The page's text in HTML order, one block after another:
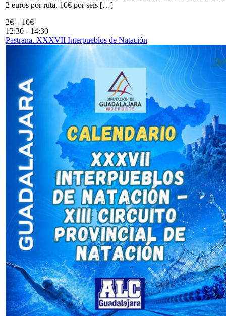
2 euros por ruta. 10€ por seis […]
2€ – 10€
12:30 - 14:30
Pastrana. XXXVII Interpueblos de Natación